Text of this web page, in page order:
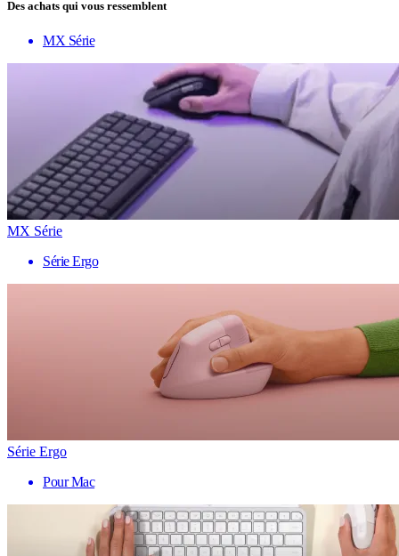
Des achats qui vous ressemblent
MX Série
MX Série
Série Ergo
Série Ergo
Pour Mac